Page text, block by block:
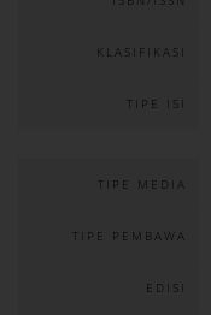
KLASIFIKASI
TIPE ISI
TIPE MEDIA
TIPE PEMBAWA
EDISI